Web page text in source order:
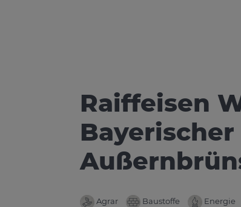
Raiffeisen
Agrar Baustoffe Energie